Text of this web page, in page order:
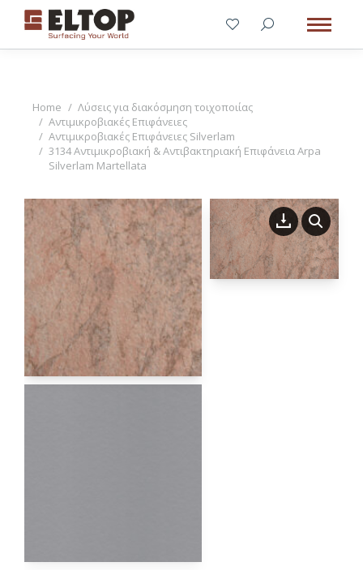
You are here:
Home
Λύσεις για διακόσμηση τοιχοποιίας
Αντιμικροβιακές Επιφάνειες
Αντιμικροβιακές Επιφάνειες Silverlam
3134 Αντιμικροβιακή & Αντιβακτηριακή Επιφάνεια Arpa
Silverlam Martellata